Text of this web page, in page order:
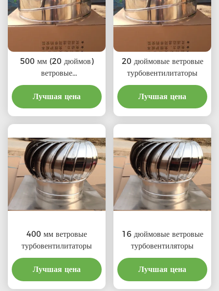
500 мм (20 дюймов)
ветровые
турбовентилитаторы
Лучшая цена
20 дюймовые ветровые
турбовентилитаторы
Лучшая цена
400 мм ветровые
турбовентилитаторы
Лучшая цена
16 дюймовые ветровые
турбовентиляторы
Лучшая цена